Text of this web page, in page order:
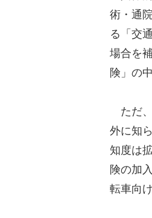
術・通
る「交
場合を
険」の
ただ、
外に知
知度は
険の加
転車向